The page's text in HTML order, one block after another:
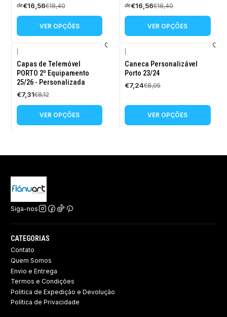
de€16,56€18,40
VER OPÇÕES
de€16,56€18,40
VER OPÇÕES
-10%
DESCONTO
Capas de Telemóvel
PORTO 2º Equipamento
25/26 - Personalizada
€7,31€8,12
VER OPÇÕES
-10%
DESCONTO
Caneca Personalizável
Porto 23/24
€7,24€8,05
VER OPÇÕES
Siga-nos
CATEGORIAS
Contato
Quem Somos
Envio e Entrega
Termos e Condições
Politica de Expedição e Devolução ​
Política de Privacidade